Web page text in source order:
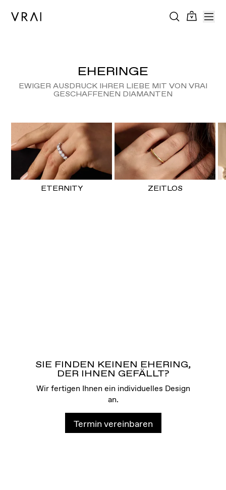
EHERINGE
EWIGER AUSDRUCK IHRER LIEBE MIT VON VRAI
GESCHAFFENEN DIAMANTEN
ETERNITY ZEITLOS
SIE FINDEN KEINEN EHERING,
DER IHNEN GEFÄLLT?
Wir fertigen Ihnen ein individuelles Design
an.
Termin vereinbaren